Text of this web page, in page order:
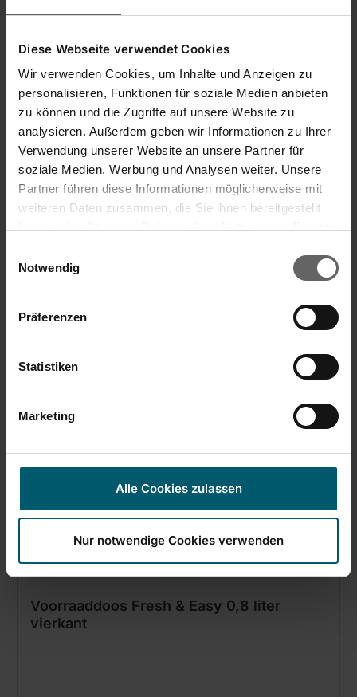
Diese Webseite verwendet Cookies
Wir verwenden Cookies, um Inhalte und Anzeigen zu
personalisieren, Funktionen für soziale Medien anbieten
zu können und die Zugriffe auf unsere Website zu
analysieren. Außerdem geben wir Informationen zu Ihrer
Verwendung unserer Website an unsere Partner für
soziale Medien, Werbung und Analysen weiter. Unsere
Partner führen diese Informationen möglicherweise mit
weiteren Daten zusammen, die Sie ihnen bereitgestellt
Cookies, wenn Sie unsere Webseite weiterhin nutzen.
Notwendig
Präferenzen
Statistiken
Marketing
Alle Cookies zulassen
Nur notwendige Cookies verwenden
rechthoekig
Voorraaddoos Fresh & Easy 0,8 liter
vierkant